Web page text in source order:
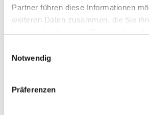
Partner führen diese Informationen
weiteren Daten zusammen, die Sie
Notwendig
Präferenzen